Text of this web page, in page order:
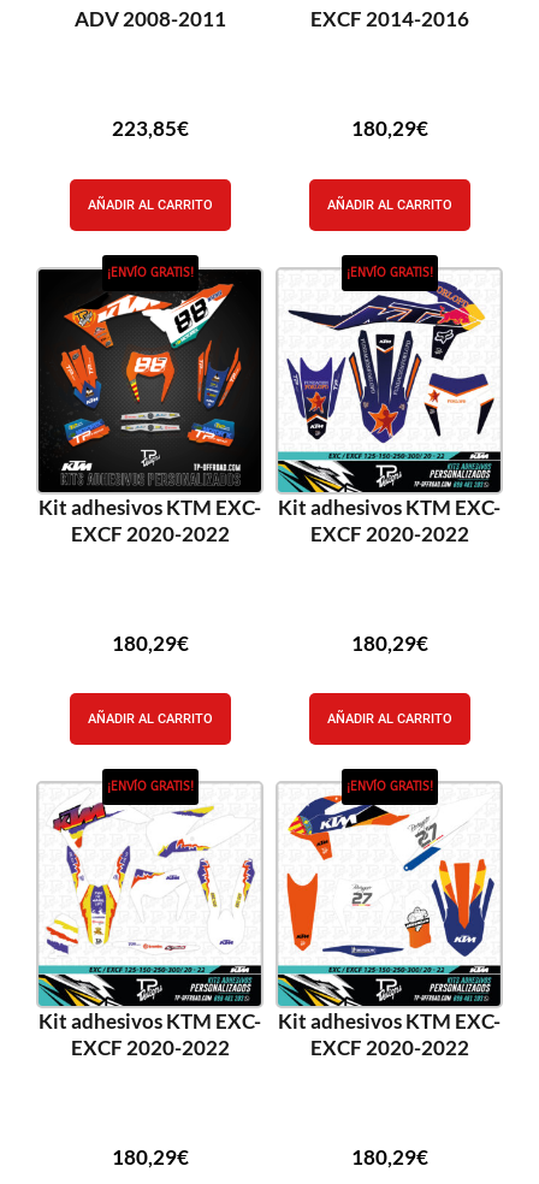
ADV 2008-2011
223,85€
AÑADIR AL CARRITO
EXCF 2014-2016
180,29€
AÑADIR AL CARRITO
¡ENVÍO GRATIS!
Kit adhesivos KTM EXC-
EXCF 2020-2022
180,29€
AÑADIR AL CARRITO
¡ENVÍO GRATIS!
Kit adhesivos KTM EXC-
EXCF 2020-2022
180,29€
AÑADIR AL CARRITO
¡ENVÍO GRATIS!
Kit adhesivos KTM EXC-
EXCF 2020-2022
180,29€
¡ENVÍO GRATIS!
Kit adhesivos KTM EXC-
EXCF 2020-2022
180,29€